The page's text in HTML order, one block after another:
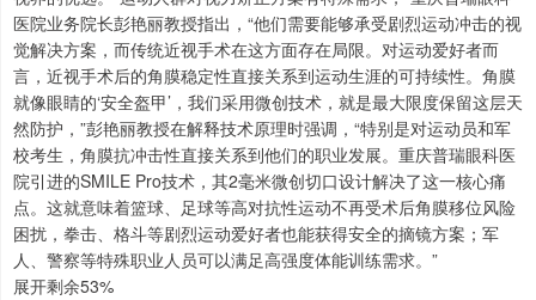
医院业务院长彭艳丽教授指出，“他们需要能够承受剧烈运动冲击的视
觉解决方案，而传统近视手术在这方面存在局限。对运动爱好者而
言，近视手术后的角膜稳定性直接关系到运动生涯的可持续性。角膜
就像眼睛的‘安全盔甲’，我们采用微创技术，就是最大限度保留这层天
然防护，”彭艳丽教授在解释技术原理时强调，“特别是对运动员和军
校考生，角膜抗冲击性直接关系到他们的职业发展。重庆普瑞眼科医
院引进的SMILE Pro技术，其2毫米微创切口设计解决了这一核心痛
点。这就意味着篮球、足球等高对抗性运动不再受术后角膜移位风险
困扰，拳击、格斗等剧烈运动爱好者也能获得安全的摘镜方案；军
人、警察等特殊职业人员可以满足高强度体能训练需求。”
展开剩余53%